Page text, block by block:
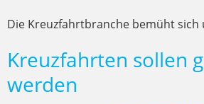
Die Kreuzfahrtbranche bemüht
Kreuzfahrten sollen
werden